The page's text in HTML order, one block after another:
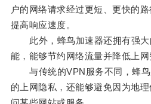
户的网络请求经过更短、更快的
提高响应速度。
此外，蜂鸟加速器还拥有强大
能，能够节约网络流量并降低上网
与传统的VPN服务不同，蜂鸟
的上网隐私，还能够避免因为地